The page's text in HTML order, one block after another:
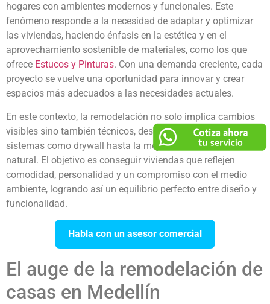
hogares con ambientes modernos y funcionales. Este
fenómeno responde a la necesidad de adaptar y optimizar
las viviendas, haciendo énfasis en la estética y en el
aprovechamiento sostenible de materiales, como los que
ofrece Estucos y Pinturas. Con una demanda creciente, cada
proyecto se vuelve una oportunidad para innovar y crear
espacios más adecuados a las necesidades actuales.
En este contexto, la remodelación no solo implica cambios
visibles sino también técnicos, desde la instalación de
sistemas como drywall hasta la mejora en la iluminación
natural. El objetivo es conseguir viviendas que reflejen
comodidad, personalidad y un compromiso con el medio
ambiente, logrando así un equilibrio perfecto entre diseño y
funcionalidad.
Habla con un asesor comercial
El auge de la remodelación de
casas en Medellín